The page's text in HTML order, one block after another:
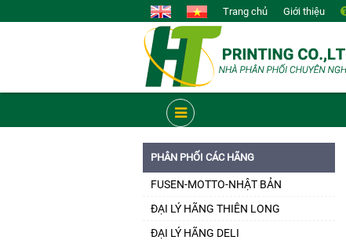
Trang chủ Giới thiệu
PHÂN PHỐI CÁC HÃNG
FUSEN-MOTTO-NHẬT BẢN
ĐẠI LÝ HÃNG THIÊN LONG
ĐẠI LÝ HÃNG DELI